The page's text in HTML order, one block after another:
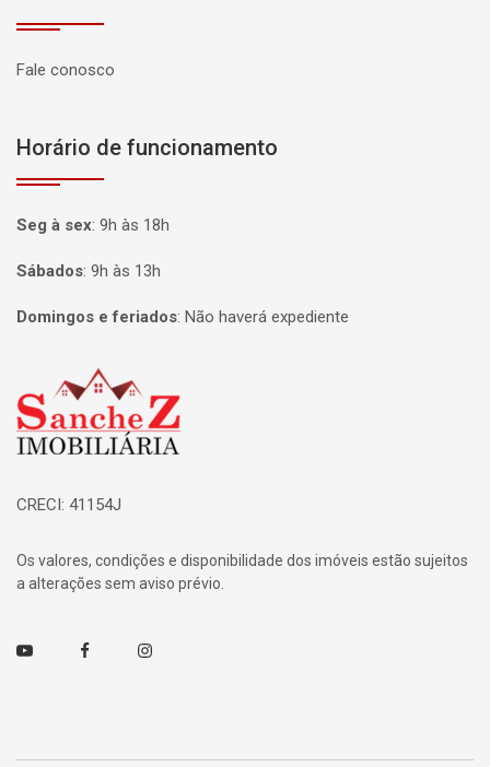
Fale conosco
Horário de funcionamento
Seg à sex: 9h às 18h
Sábados: 9h às 13h
Domingos e feriados: Não haverá expediente
Página inicial
CRECI: 41154J
Os valores, condições e disponibilidade dos imóveis estão sujeitos
a alterações sem aviso prévio.
Youtube FacebookInstagram